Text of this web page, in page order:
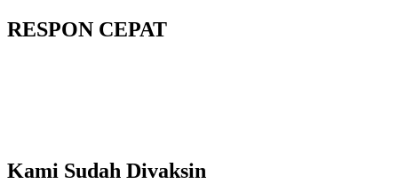
RESPON CEPAT
Kami Sudah Divaksin